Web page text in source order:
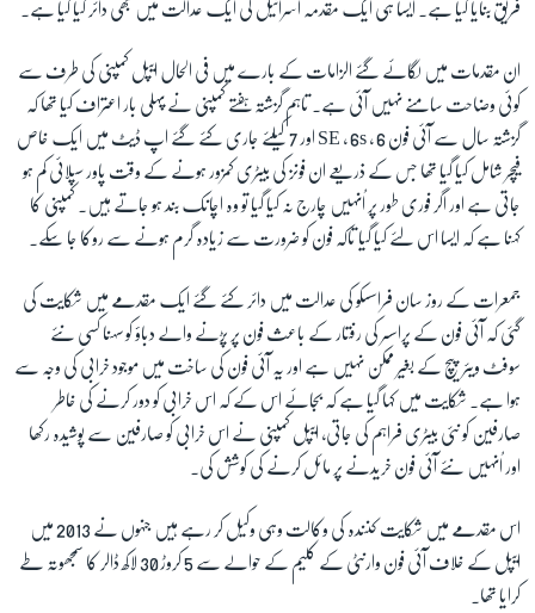
زبان
فریق بنایا گیا ہے۔ ایسا ہی ایک مقدمہ اسرائیل کی ایک عدالت میں بھی دائر کیا گیا ہے۔
ان مقدمات میں لگائے گئے الزامات کے بارے میں فی الحال ایپل کمپنی کی طرف سے
کوئی وضاحت سامنے نہیں آئی ہے۔ تاہم گزشتہ ہفتے کمپنی نے پہلی بار اعتراف کیا تھا کہ
گزشتہ سال سے آئی فون 6 ، 6s ، SE اور 7 کیلئے جاری کئے گئے اپ ڈیٹ میں ایک خاص
فیچر شامل کیا گیا تھا جس کے ذریعے ان فونز کی بیٹری کمزور ہونے کے وقت پاور سپلائی کم ہو
جاتی ہے اور اگر فوری طور پر اُنہیں چارج نہ کیا گیا تو وہ اچانک بند ہو جاتے ہیں۔ کمپنی کا
کہنا ہے کہ ایسا اس لئے کیا گیا تاکہ فون کو ضرورت سے زیادہ گرم ہونے سے روکا جا سکے۔
جمعرات کے روز سان فراسسکو کی عدالت میں دائر کئے گئے ایک مقدمے میں شکایت کی
گئی کہ آئی فون کے پراسسر کی رفتار کے باعث فون پر پڑنے والے دباؤ کو سہنا کسی نئے
سوفٹ ویئر پیچ کے بغیر ممکن نہیں ہے اور یہ آئی فون کی ساخت میں موجود خرابی کی وجہ سے
ہوا ہے۔ شکایت میں کہا گیا ہے کہ بجائے اس کے کہ اس خرابی کو دور کرنے کی خاطر
صارفین کو نئی بیٹری فراہم کی جاتی، ایپل کمپنی نے اس خرابی کو صارفین سے پوشیدہ رکھا
اور اُنہیں نئے آئی فون خریدنے پر مائل کرنے کی کوشش کی۔
اس مقدمے میں شکایت کنندہ کی وکالت وہی وکیل کر رہے ہیں جنہوں نے 2013 میں
ایپل کے خلاف آئی فون وارنٹی کے کلیم کے حوالے سے 5 کروڑ 30 لاکھ ڈالر کا سمجھوتہ طے
کرایا تھا۔